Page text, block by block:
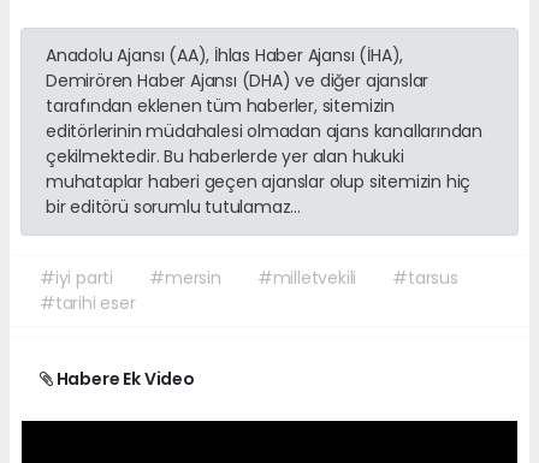
Anadolu Ajansı (AA), İhlas Haber Ajansı (İHA),
Demirören Haber Ajansı (DHA) ve diğer ajanslar
tarafından eklenen tüm haberler, sitemizin
editörlerinin müdahalesi olmadan ajans kanallarından
çekilmektedir. Bu haberlerde yer alan hukuki
muhataplar haberi geçen ajanslar olup sitemizin hiç
bir editörü sorumlu tutulamaz...
#iyi parti #mersin #milletvekili
#tarsus
#tarihi eser
Habere Ek Video